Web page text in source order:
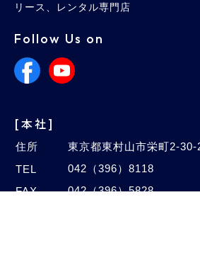
リース、レンタル専門店
Follow Us on
[本社]
住所
東京都東村山市栄町2-
TEL
042（396）8118
FAX
042（396）5828